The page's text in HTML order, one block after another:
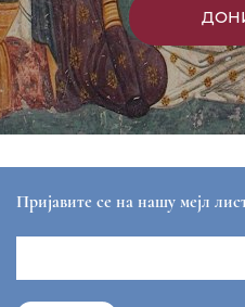
Преносимо
МЕТОХИЈСКА